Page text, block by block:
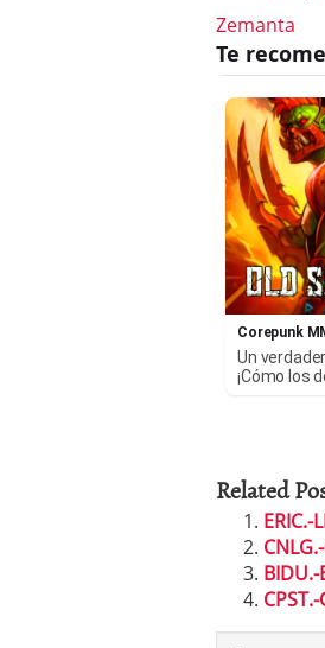
Zemanta
Corepunk
Un
¡Cómo los
Related